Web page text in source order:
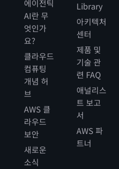
에이전틱
AI란 무
엇인가
요?
클라우드
컴퓨팅
개념 허
브
AWS 클
라우드
보안
새로운
소식
Library
아키텍처
센터
제품 및
기술 관
련 FAQ
애널리스
트 보고
서
AWS 파
트너